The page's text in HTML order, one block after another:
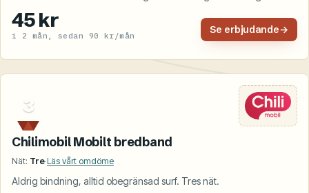
45 kr
i 2 mån, sedan 90 kr/mån Se erbjudande→
3
Chilimobil Mobilt bredband
Nät: Tre·Läs vårt omdöme
Aldrig bindning, alltid obegränsad surf. Tres nät.